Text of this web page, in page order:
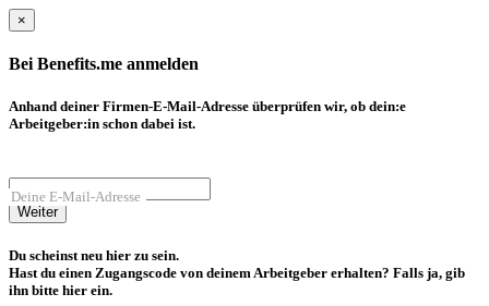
×
Bei Benefits.me anmelden
Anhand deiner Firmen-E-Mail-Adresse überprüfen wir, ob dein:e
Arbeitgeber:in schon dabei ist.
Deine E-Mail-Adresse
Weiter
Du scheinst neu hier zu sein.
Hast du einen Zugangscode von deinem Arbeitgeber erhalten? Falls ja, gib
ihn bitte hier ein.